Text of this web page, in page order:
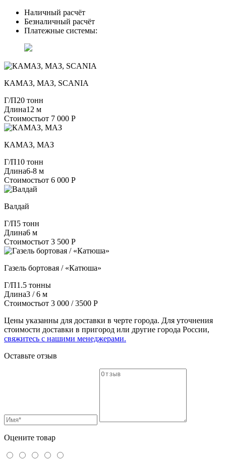
Наличный расчёт
Безналичный расчёт
Платежные системы:
КАМАЗ, МАЗ, SCANIA
Г/П20 тонн
Длина12 м
Стоимостьот 7 000 Р
КАМАЗ, МАЗ
Г/П10 тонн
Длина6-8 м
Стоимостьот 6 000 Р
Валдай
Г/П5 тонн
Длина6 м
Стоимостьот 3 500 Р
Газель бортовая / «Катюша»
Г/П1.5 тонны
Длина3 / 6 м
Стоимостьот 3 000 / 3500 Р
Цены указанны для доставки в черте города. Для уточнения
стоимости доставки в пригород или другие города России,
свяжитесь с нашими менеджерами.
Оставьте отзыв
Оцените товар